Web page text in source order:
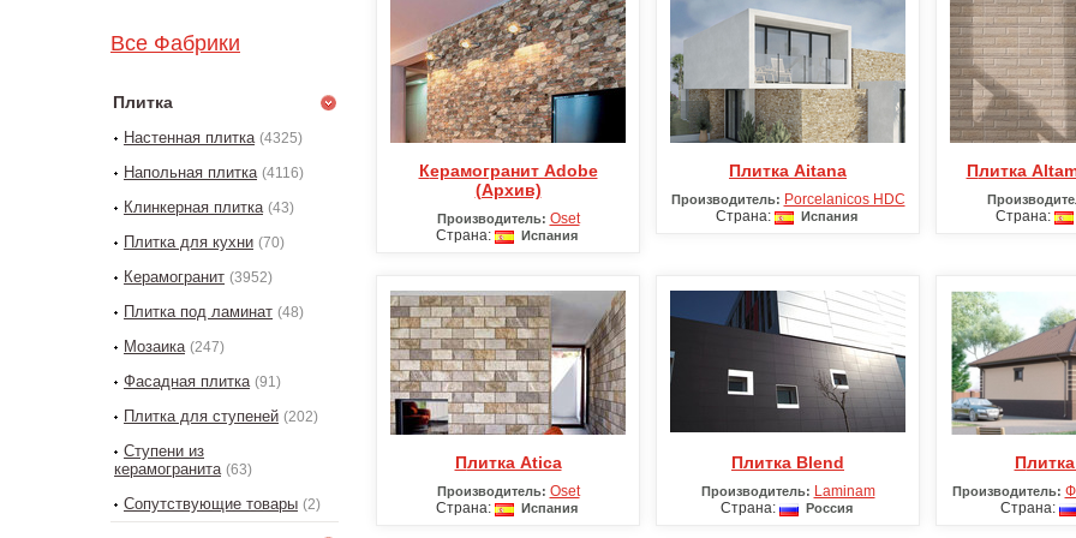
Все Фабрики
Плитка
Настенная плитка (4325)
Напольная плитка (4116)
Клинкерная плитка (43)
Плитка для кухни (70)
Керамогранит (3952)
Плитка под ламинат (48)
Мозаика (247)
Фасадная плитка (91)
Плитка для ступеней (202)
Ступени из
керамогранита (63)
Сопутствующие товары (2)
Керамогранит Adobe
(Архив)
Производитель: Oset
Страна:
Испания
Плитка Aitana
Производитель: Porcelanicos HDC
Страна:
Испания
Плитка
Страна:
Плитка Atica
Производитель: Oset
Страна:
Испания
Плитка Blend
Производитель: Laminam
Страна:
Россия
Производитель:
Страна: